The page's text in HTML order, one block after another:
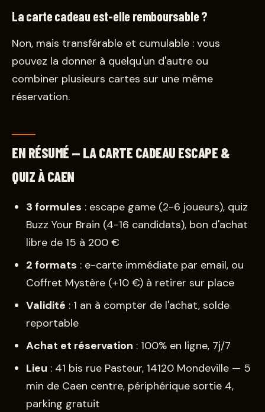
La carte cadeau est-elle remboursable ?
Non, mais transférable et cumulable : vous
pouvez la donner à quelqu'un d'autre ou
combiner plusieurs cartes sur une même
réservation.
EN RÉSUMÉ — LA CARTE CADEAU ESCAPE &
QUIZ À CAEN
3 formules : escape game (2-6 joueurs), quiz
Buzz Your Brain (4-16 candidats), bon d'achat
libre de 15 à 200 €
2 formats : e-carte immédiate par email, ou
Coffret Mystère (+10 €) à retirer sur place
Validité : 1 an à compter de l'achat, solde
reportable
Achat et réservation : 100% en ligne, 7j/7
Lieu : 41 bis rue Pasteur, 14120 Mondeville — 5
min de Caen centre, périphérique sortie 4,
parking gratuit